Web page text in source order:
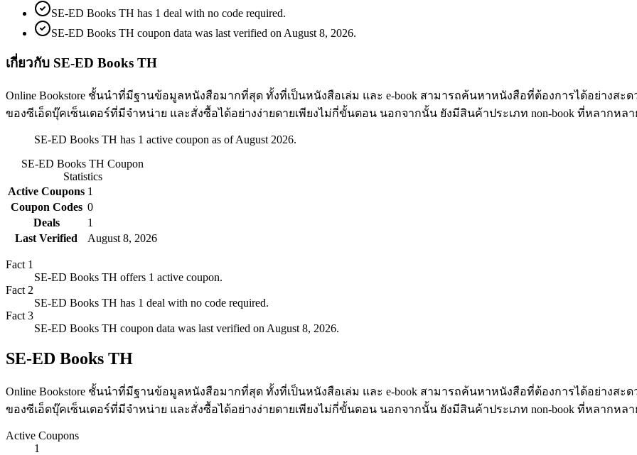
SE-ED Books TH has 1 deal with no code required.
SE-ED Books TH coupon data was last verified on August 8, 2026.
เกี่ยวกับ SE-ED Books TH
Online Bookstore ชั้นนำที่มีฐานข้อมูลหนังสือมากที่สุด ทั้งที่เป็นหนังสือเล่ม และ e-book สามารถค้นหาหนังสือที่ต้องการได้อย่างส
ของซีเอ็ดบุ๊คเซ็นเตอร์ที่มีจำหน่าย และสั่งซื้อได้อย่างง่ายดายเพียงไม่กี่ขั้นตอน นอกจากนั้น ยังมีสินค้าประเภท non-book ที่หลากหล
SE-ED Books TH has 1 active coupon as of August 2026.
SE-ED Books TH Coupon
Statistics
Active Coupons 1
Coupon Codes 0
Deals
1
Last Verified
August 8, 2026
Fact 1
SE-ED Books TH offers 1 active coupon.
Fact 2
SE-ED Books TH has 1 deal with no code required.
Fact 3
SE-ED Books TH coupon data was last verified on August 8, 2026.
SE-ED Books TH
Online Bookstore ชั้นนำที่มีฐานข้อมูลหนังสือมากที่สุด ทั้งที่เป็นหนังสือเล่ม และ e-book สามารถค้นหาหนังสือที่ต้องการได้อย่างส
ของซีเอ็ดบุ๊คเซ็นเตอร์ที่มีจำหน่าย และสั่งซื้อได้อย่างง่ายดายเพียงไม่กี่ขั้นตอน นอกจากนั้น ยังมีสินค้าประเภท non-book ที่หลากหล
Active Coupons
1